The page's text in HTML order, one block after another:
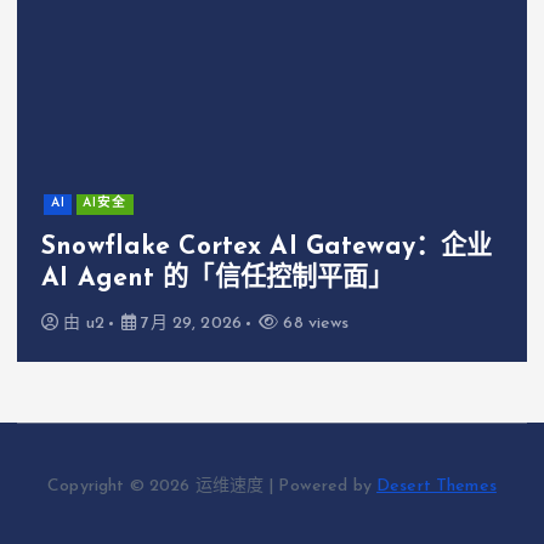
AI AI安全
Snowflake Cortex AI Gateway：企业
AI Agent 的「信任控制平面」
由 u2 7月 29, 2026 68 views
Copyright © 2026 运维速度 | Powered by Desert Themes